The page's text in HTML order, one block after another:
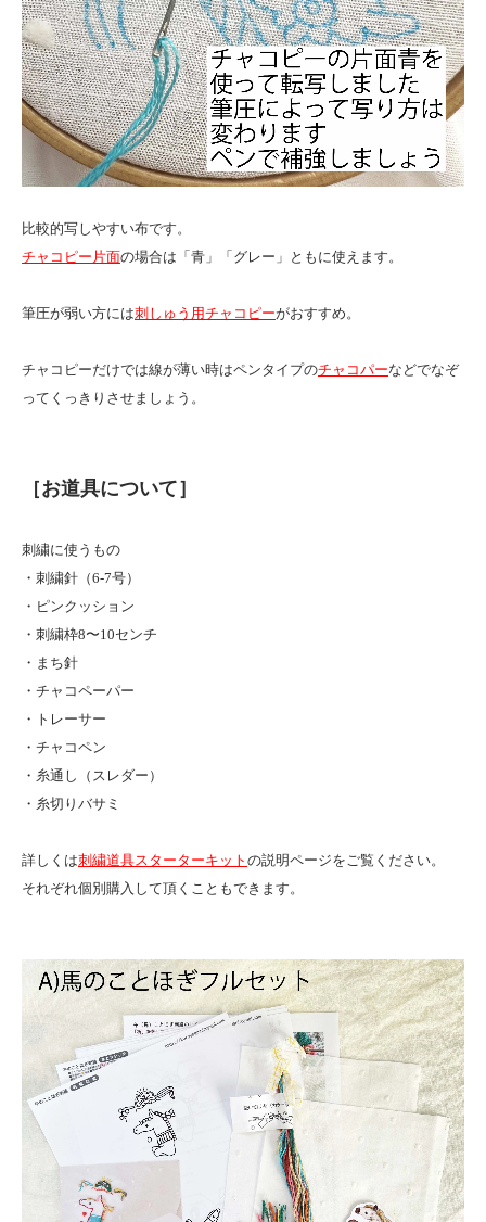
比較的写しやすい布です。
チャコピー片面の場合は「青」「グレー」ともに使えます。
筆圧が弱い方には刺しゅう用チャコピーがおすすめ。
チャコピーだけでは線が薄い時はペンタイプのチャコパーなどでなぞ
ってくっきりさせましょう。
［お道具について］
刺繍に使うもの
・刺繍針（6-7号）
・ピンクッション
・刺繍枠8〜10センチ
・まち針
・チャコペーパー
・トレーサー
・チャコペン
・糸通し（スレダー）
・糸切りバサミ
詳しくは刺繍道具スターターキット の説明ページをご覧ください。
それぞれ個別購入して頂くこともできます。